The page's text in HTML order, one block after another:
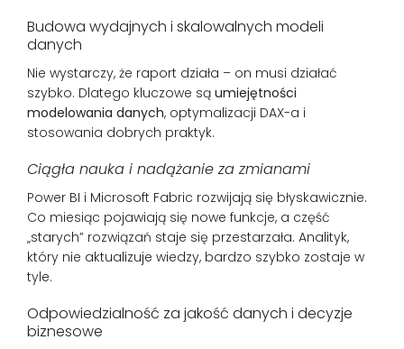
Budowa wydajnych i skalowalnych modeli
danych
Nie wystarczy, że raport działa – on musi działać
szybko. Dlatego kluczowe są umiejętności
modelowania danych, optymalizacji DAX-a i
stosowania dobrych praktyk.
Ciągła nauka i nadążanie za zmianami
Power BI i Microsoft Fabric rozwijają się błyskawicznie.
Co miesiąc pojawiają się nowe funkcje, a część
„starych” rozwiązań staje się przestarzała. Analityk,
który nie aktualizuje wiedzy, bardzo szybko zostaje w
tyle.
Odpowiedzialność za jakość danych i decyzje
biznesowe